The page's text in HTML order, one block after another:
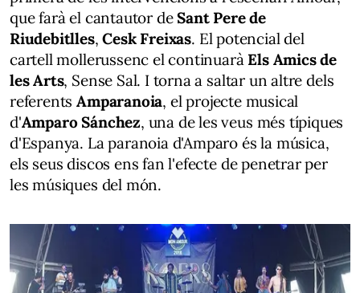
que farà el cantautor deSant Pere de
Riudebitlles,Cesk Freixas. El potencial del
cartell mollerussenc el continuarà Els Amics de
les Arts, Sense Sal. I torna a saltar un altre dels
referentsAmparanoia, el projecte musical
d'Amparo Sánchez, una de les veus més típiques
d'Espanya. La paranoia d'Amparo és la música,
els seus discos ens fan l'efecte de penetrar per
les músiques del món.